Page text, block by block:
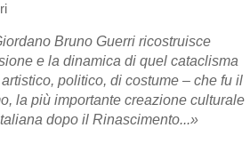
Bruno Guerri ricostruisce
e la dinamica di quel cataclisma
politico, di costume – che fu il
la più importante creazione culturale
dopo il Rinascimento...»